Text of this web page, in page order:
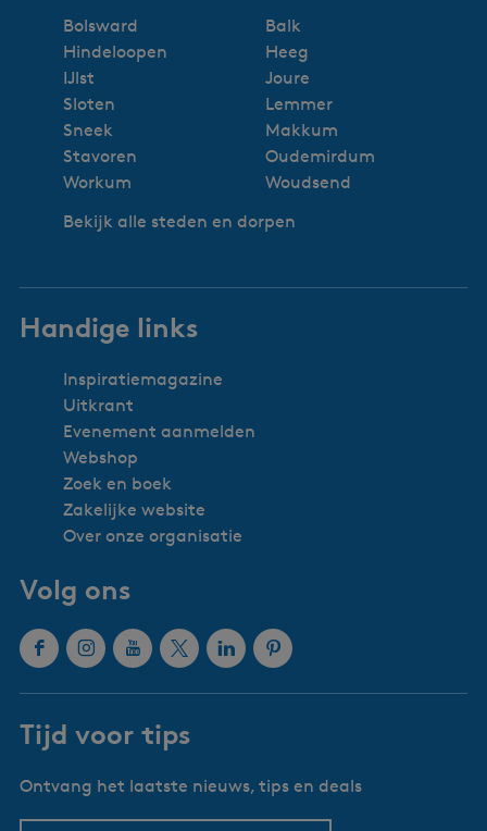
Bolsward
Balk
Hindeloopen
Heeg
IJlst
Joure
Sloten
Lemmer
Sneek
Makkum
Stavoren
Oudemirdum
Workum
Woudsend
Bekijk alle steden en dorpen
Handige links
Inspiratiemagazine
Uitkrant
Evenement aanmelden
Webshop
Zoek en boek
Zakelijke website
Over onze organisatie
Volg ons
F
e
o
o
I
t
g
r
Y
T
b
e
X
t
r
l
L
d
I
P
r
e
Tijd voor tips
Ontvang het laatste nieuws, tips en deals